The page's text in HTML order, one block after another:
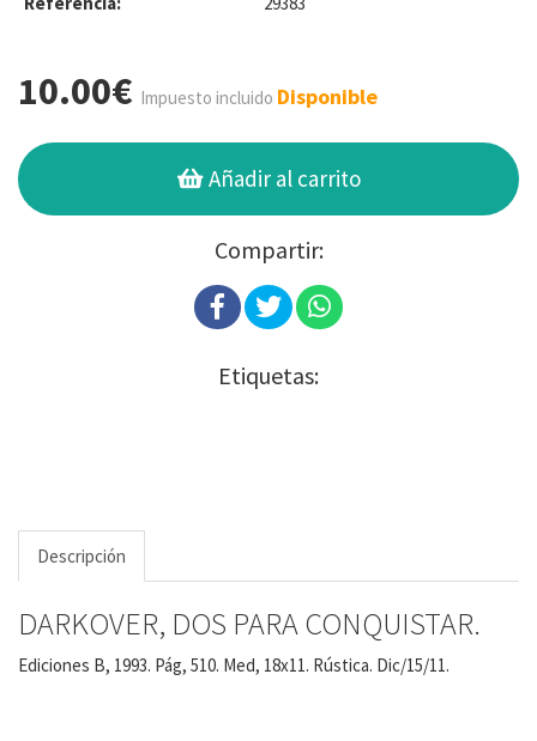
10.00€ Impuesto incluido Disponible
Añadir al carrito
Compartir:
Etiquetas:
Descripción
DARKOVER, DOS PARA CONQUISTAR.
Ediciones B, 1993. Pág, 510. Med, 18x11. Rústica. Dic/15/11.